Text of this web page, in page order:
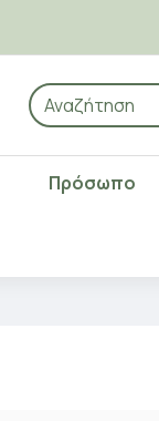
Πρόσωπο